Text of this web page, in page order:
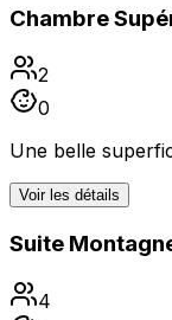
Chambre
2
0
Une belle
Voir les détails
Suite
4